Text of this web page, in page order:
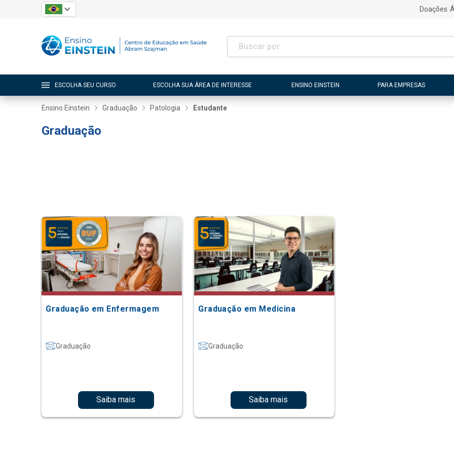
Doações
ESCOLHA SEU CURSO ESCOLHA SUA ÁREA DE INTERESSE ENSINO EINSTEIN PARA EMPRESAS
Ensino Einstein Graduação Patologia Estudante
Graduação
Graduação em Enfermagem
Graduação
Saiba mais
Graduação em Medicina
Graduação
Saiba mais